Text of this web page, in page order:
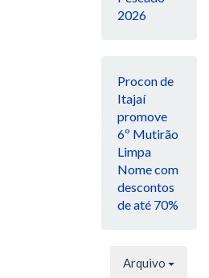
2026
Procon de
Itajaí
promove
6º Mutirão
Limpa
Nome com
descontos
de até 70%
Arquivo